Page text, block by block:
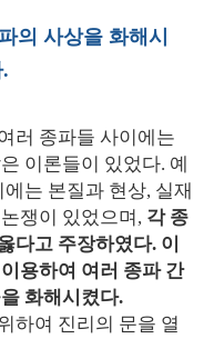
의 사상을 화해시
러 종파들 사이에는
이론들이 있었다. 예
는 본질과 현상, 실재
쟁이 있었으며, 각 종
다고 주장하였다. 이
용하여 여러 종파 간
화해시켰다.
하여 진리의 문을 열